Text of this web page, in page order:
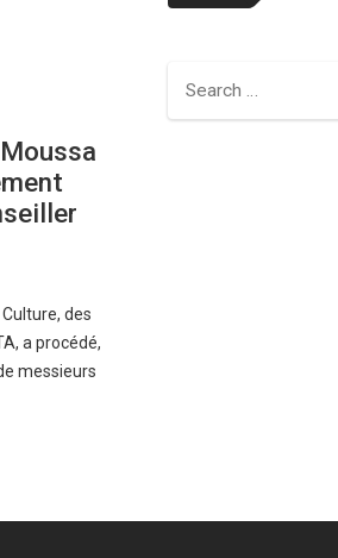
des
a procédé,
messieurs